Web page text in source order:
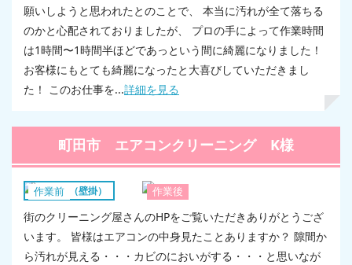
願いしようと思われたとのことで、 本当に汚れが全て落ちる
のかと心配されておりましたが、 プロの手によって作業時間
は1時間〜1時間半ほどであっという間に綺麗になりました！
お客様にもとても綺麗になったと大喜びしていただきまし
た！ このお仕事を...詳細を見る
町田市 エアコンクリーニング K様
作業前 作業後
エアコン（壁掛）
街のクリーニング屋さんのHPをご覧いただきありがとうござ
います。 皆様はエアコンの中身見たことありますか？ 隙間か
ら汚れが見える・・・カビのにおいがする・・・と思いなが